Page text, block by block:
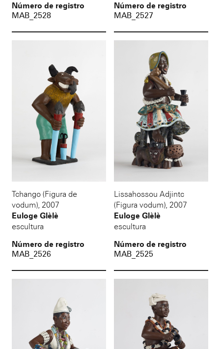
Número de registro
MAB_2528
Número de registro
MAB_2527
Tchango (Figura de
vodum), 2007
Euloge Glèlè
escultura
Número de registro
MAB_2526
Lissahossou Adjintc
(Figura vodum), 2007
Euloge Glèlè
escultura
Número de registro
MAB_2525